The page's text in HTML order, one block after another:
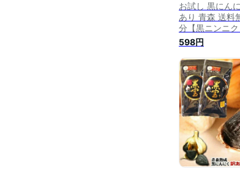
お試し 黒にん
あり 青森 送料
分【黒ニンニ
100g】【黒に
100g】【熟成
森】【黒ニン
【くろにんに
598円】
598円